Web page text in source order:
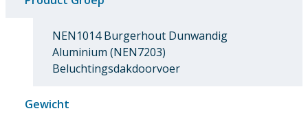
NEN1014 Burgerhout Dunwandig
Aluminium (NEN7203)
Beluchtingsdakdoorvoer
Gewicht